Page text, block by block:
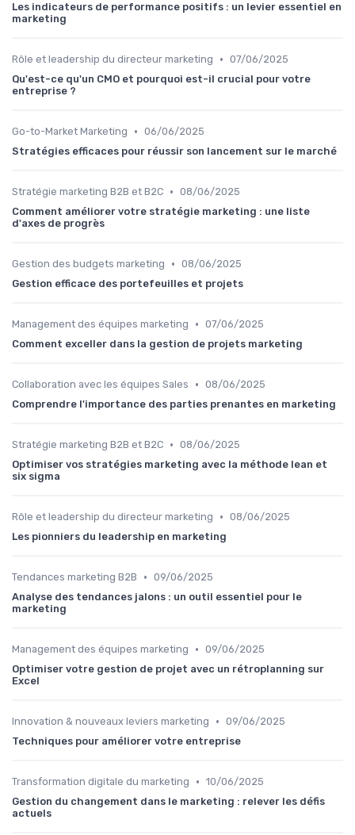
Les indicateurs de performance positifs : un levier essentiel en
marketing
Rôle et leadership du directeur marketing • 07/06/2025
Qu'est-ce qu'un CMO et pourquoi est-il crucial pour votre
entreprise ?
Go-to-Market Marketing • 06/06/2025
Stratégies efficaces pour réussir son lancement sur le marché
Stratégie marketing B2B et B2C • 08/06/2025
Comment améliorer votre stratégie marketing : une liste
d'axes de progrès
Gestion des budgets marketing • 08/06/2025
Gestion efficace des portefeuilles et projets
Management des équipes marketing • 07/06/2025
Comment exceller dans la gestion de projets marketing
Collaboration avec les équipes Sales • 08/06/2025
Comprendre l'importance des parties prenantes en marketing
Stratégie marketing B2B et B2C • 08/06/2025
Optimiser vos stratégies marketing avec la méthode lean et
six sigma
Rôle et leadership du directeur marketing • 08/06/2025
Les pionniers du leadership en marketing
Tendances marketing B2B • 09/06/2025
Analyse des tendances jalons : un outil essentiel pour le
marketing
Management des équipes marketing • 09/06/2025
Optimiser votre gestion de projet avec un rétroplanning sur
Excel
Innovation & nouveaux leviers marketing • 09/06/2025
Techniques pour améliorer votre entreprise
Transformation digitale du marketing • 10/06/2025
Gestion du changement dans le marketing : relever les défis
actuels